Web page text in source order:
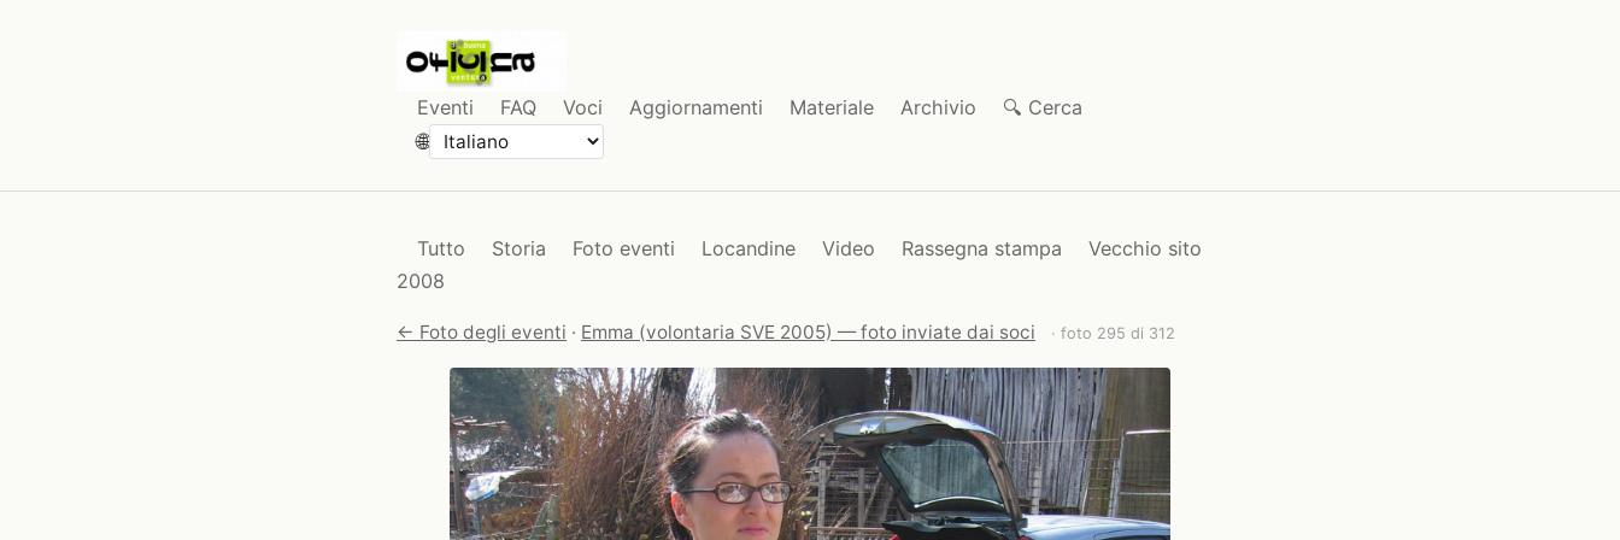
Eventi FAQ Voci Aggiornamenti Materiale Archivio
🔍 Cerca
🌐
Tutto Storia Foto eventi Locandine Video Rassegna stampa
Vecchio sito
2008
← Foto degli eventi · Emma (volontaria SVE 2005) — foto inviate dai soci · foto 295 di 312